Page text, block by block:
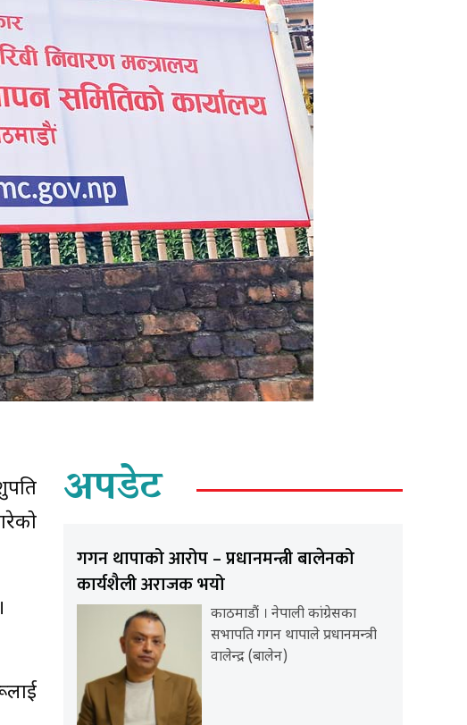
अपडेट
गगन थापाको आरोप – प्रधानमन्त्री बालेनको
कार्यशैली अराजक भयो
काठमाडौं । नेपाली कांग्रेसका
सभापति गगन थापाले प्रधानमन्त्री
वालेन्द्र (बालेन)